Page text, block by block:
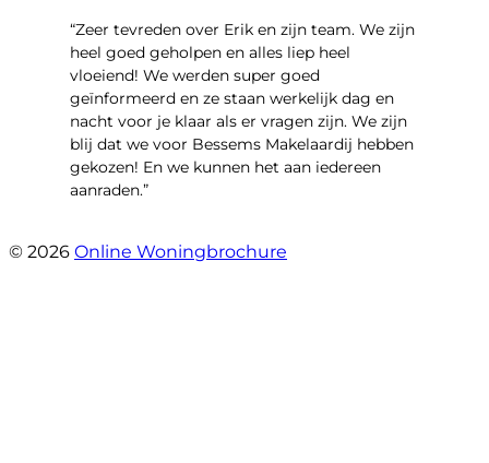
“Zeer tevreden over Erik en zijn team. We zijn
heel goed geholpen en alles liep heel
vloeiend! We werden super goed
geïnformeerd en ze staan werkelijk dag en
nacht voor je klaar als er vragen zijn. We zijn
blij dat we voor Bessems Makelaardij hebben
gekozen! En we kunnen het aan iedereen
aanraden.”
© 2026 Online Woningbrochure